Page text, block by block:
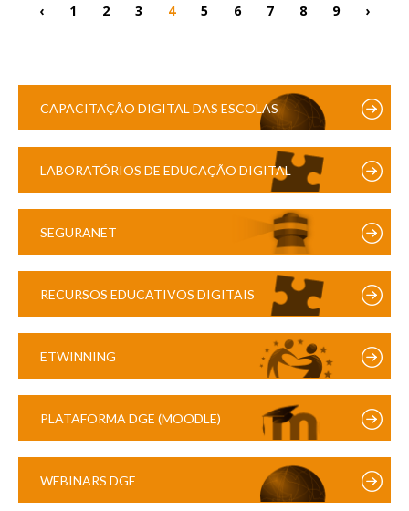
‹ 1 2 3 4 5 6 7 8 9 ›
CAPACITAÇÃO DIGITAL DAS ESCOLAS
LABORATÓRIOS DE EDUCAÇÃO DIGITAL
SEGURANET
RECURSOS EDUCATIVOS DIGITAIS
ETWINNING
PLATAFORMA DGE (MOODLE)
WEBINARS DGE